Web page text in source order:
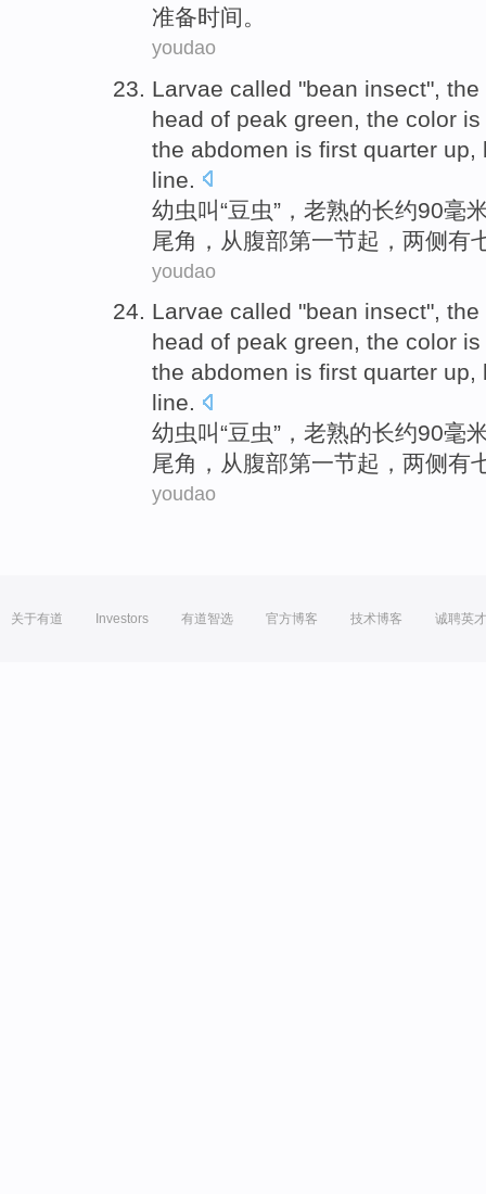
准备时间。
youdao
Larvae called "bean insect", the
head of peak green , the color is
the abdomen is first quarter up
line
幼虫叫“豆虫”， 老熟的长约90毫
尾角 ， 从 腹部第一节起 ， 两侧有
youdao
Larvae called "bean insect", the
head of peak green, the color is
the abdomen is first quarter up,
line.
幼虫叫“豆虫”， 老熟的长约90毫
尾角 ， 从 腹部第一节起 ， 两侧有
youdao
关于有道 Investors 有道智选 官方博客 技术博客 诚聘英才